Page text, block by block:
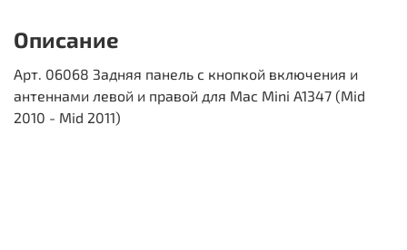
Описание
Арт. 06068 Задняя панель с кнопкой включения и
антеннами левой и правой для Mac Mini A1347 (Mid
2010 - Mid 2011)